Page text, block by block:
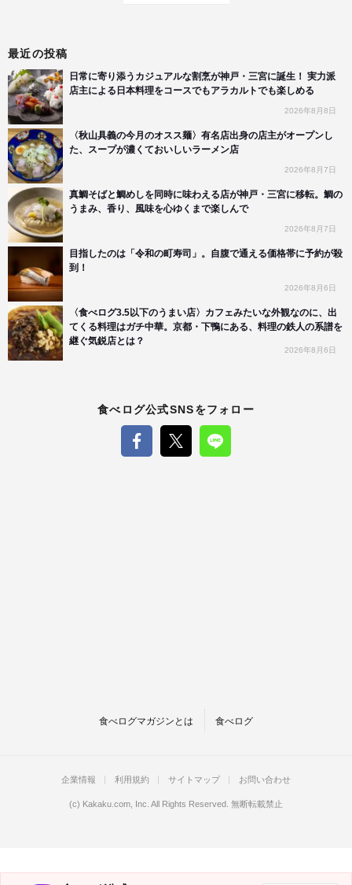
最近の投稿
日常に寄り添うカジュアルな割烹が神戸・三宮に誕生！ 実力派
店主による日本料理をコースでもアラカルトでも楽しめる
2026年8月8日
〈秋山具義の今月のオスス麺〉有名店出身の店主がオープンし
た、スープが濃くておいしいラーメン店
2026年8月7日
真鯛そばと鯛めしを同時に味わえる店が神戸・三宮に移転。鯛の
うまみ、香り、風味を心ゆくまで楽しんで
2026年8月7日
目指したのは「令和の町寿司」。自腹で通える価格帯に予約が殺
到！
2026年8月6日
〈食べログ3.5以下のうまい店〉カフェみたいな外観なのに、出
てくる料理はガチ中華。京都・下鴨にある、料理の鉄人の系譜を
継ぐ気鋭店とは？
2026年8月6日
食べログ公式SNSをフォロー
食べログマガジンとは 食べログ
企業情報 利用規約 サイトマップ お問い合わせ
(c) Kakaku.com, Inc. All Rights Reserved. 無断転載禁止